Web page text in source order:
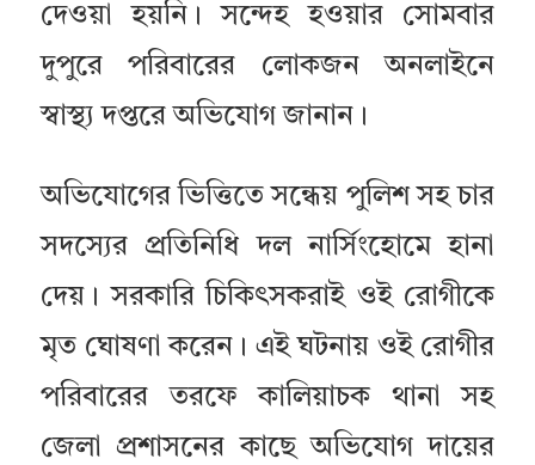
দেওয়া হয়নি। সন্দেহ হওয়ার সোমবার
দুপুরে পরিবারের লোকজন অনলাইনে
স্বাস্থ্য দপ্তরে অভিযোগ জানান।
অভিযোগের ভিত্তিতে সন্ধেয় পুলিশ সহ চার
সদস্যের প্রতিনিধি দল নার্সিংহোমে হানা
দেয়। সরকারি চিকিৎসকরাই ওই রোগীকে
মৃত ঘোষণা করেন। এই ঘটনায় ওই রোগীর
পরিবারের তরফে কালিয়াচক থানা সহ
জেলা প্রশাসনের কাছে অভিযোগ দায়ের